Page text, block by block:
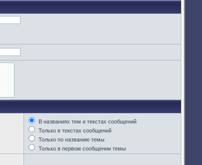
В названиях тем и текстах сообщений
Только в текстах сообщений
Только по названию темы
Только в первом сообщении темы